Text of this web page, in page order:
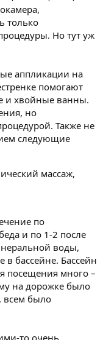
только
Но тут уж
аппликации на
помогают
и хвойные ванны.
но
Также не
следующие
массаж,
по
и по 1-2 после
воды,
в бассейне. Бассейн
посещения много –
на дорожке было
всем было
то очень